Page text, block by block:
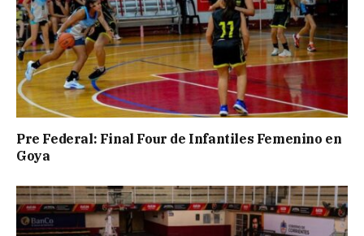
Pre Federal: Final Four de Infantiles Femenino en
Goya